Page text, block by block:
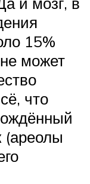
15%
может
что